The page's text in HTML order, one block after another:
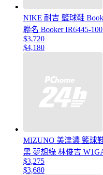
NIKE 耐吉 籃球鞋
聯名 Booker IR6445-100
$3,720
$4,180
MIZUNO 美津濃 籃球
黑 夢想綠 林俊吉
$3,275
$3,680